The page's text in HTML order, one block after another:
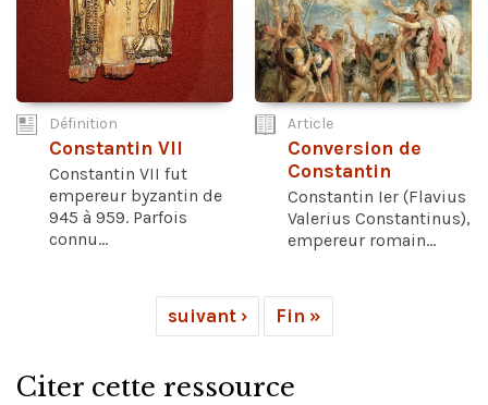
Définition
Constantin VII
Constantin VII fut
empereur byzantin de
945 à 959. Parfois
connu...
Article
Conversion de
Constantin
Constantin Ier (Flavius
Valerius Constantinus),
empereur romain...
suivant › Fin »
Citer cette ressource